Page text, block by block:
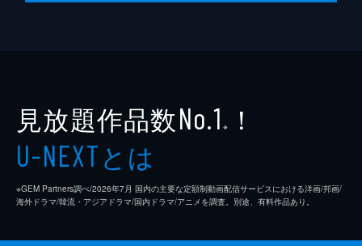
見放題作品数No.1 ※ ！
U-NEXTとは
※GEM Partners調べ/2026年7⽉ 国内の主要な定額制動画配信サービスにおける洋画/邦画/
海外ドラマ/韓流・アジアドラマ/国内ドラマ/アニメを調査。別途、有料作品あり。